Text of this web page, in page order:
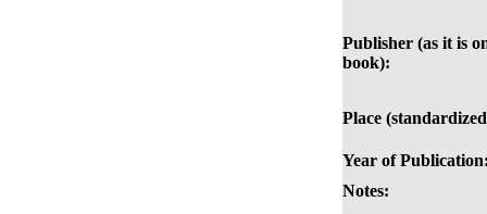
Publisher (as it is
book):
Place
Year of
Notes: